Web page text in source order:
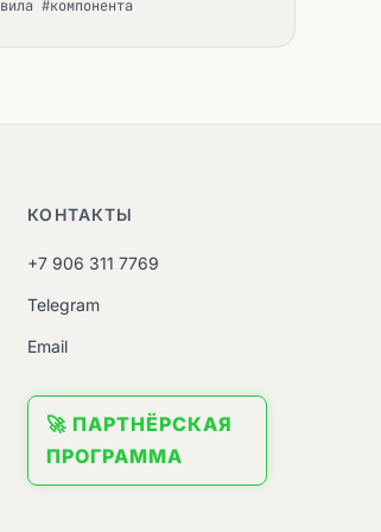
#компонента
КОНТАКТЫ
+7 906 311 7769
Telegram
Email
🚀 ПАРТНЁРСКАЯ
ПРОГРАММА